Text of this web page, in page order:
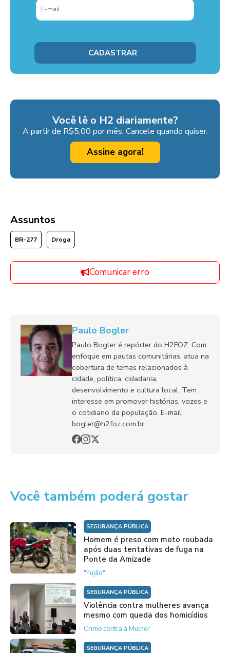
Você lê o H2 diariamente?
A partir de R$5,00 por mês. Cancele quando quiser.
Assine agora!
Assuntos
BR-277 Droga
Comunicar erro
Paulo Bogler
Paulo Bogler é repórter do H2FOZ. Com
enfoque em pautas comunitárias, atua na
cobertura de temas relacionados à
cidade, política, cidadania,
desenvolvimento e cultura local. Tem
interesse em promover histórias, vozes e
o cotidiano da população. E-mail:
bogler@h2foz.com.br.
Você também poderá gostar
SEGURANÇA PÚBLICA
Homem é preso com moto roubada
após duas tentativas de fuga na
Ponte da Amizade
"Fujão"
SEGURANÇA PÚBLICA
Violência contra mulheres avança
mesmo com queda dos homicídios
Crime contra à Mulher
SEGURANÇA PÚBLICA